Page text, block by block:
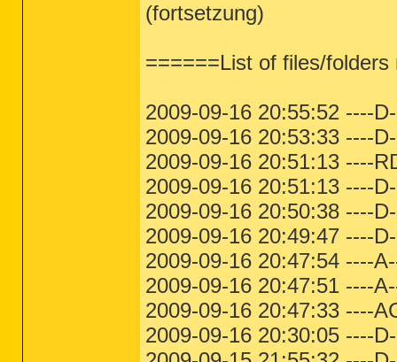
(fortsetzung)
======List of files/
2009-09-16 20:55:52 ----
2009-09-16 20:53:33 ----
2009-09-16 20:51:13 ----
2009-09-16 20:51:13 ----
2009-09-16 20:50:38 ----
2009-09-16 20:49:47 ----
2009-09-16 20:47:54 ----
2009-09-16 20:47:51 ----
2009-09-16 20:47:33 ----
2009-09-16 20:30:05 ----